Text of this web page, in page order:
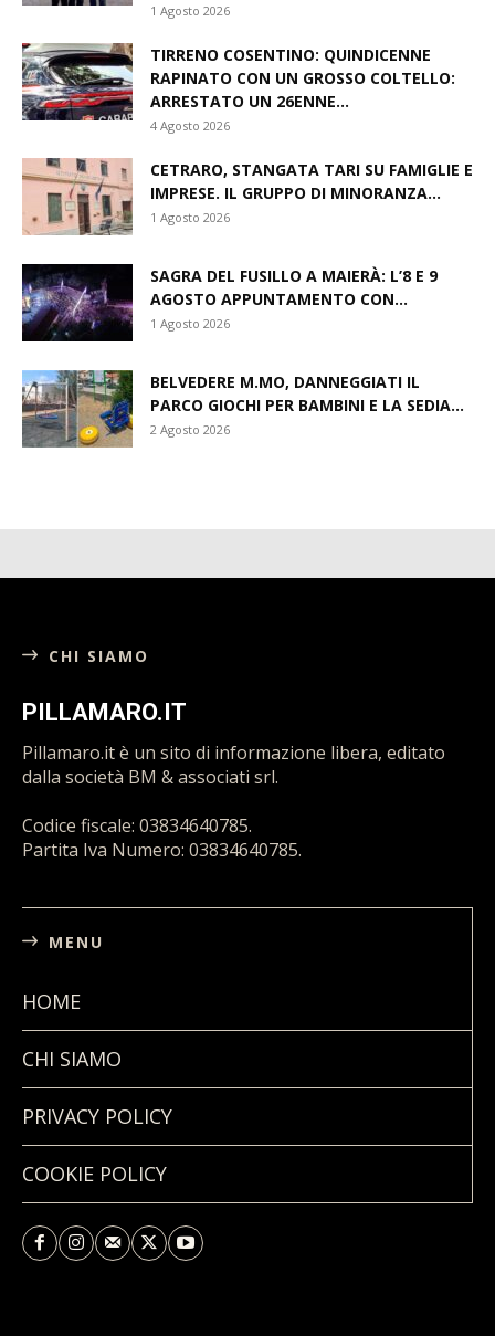
1 Agosto 2026
TIRRENO COSENTINO: QUINDICENNE
RAPINATO CON UN GROSSO COLTELLO:
ARRESTATO UN 26ENNE...
4 Agosto 2026
CETRARO, STANGATA TARI SU FAMIGLIE E
IMPRESE. IL GRUPPO DI MINORANZA...
1 Agosto 2026
SAGRA DEL FUSILLO A MAIERÀ: L’8 E 9
AGOSTO APPUNTAMENTO CON...
1 Agosto 2026
BELVEDERE M.MO, DANNEGGIATI IL
PARCO GIOCHI PER BAMBINI E LA SEDIA...
2 Agosto 2026
CHI SIAMO
PILLAMARO.IT
Pillamaro.it è un sito di informazione libera, editato
dalla società BM & associati srl.
Codice fiscale: 03834640785.
Partita Iva Numero: 03834640785.
MENU
HOME
CHI SIAMO
PRIVACY POLICY
COOKIE POLICY